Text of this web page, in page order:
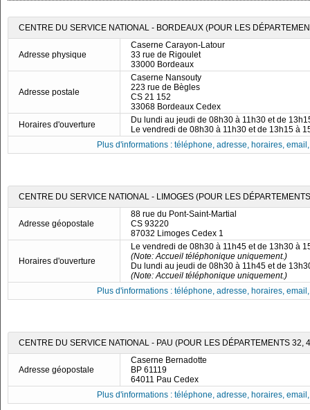
CENTRE DU SERVICE NATIONAL - BORDEAUX (POUR LES
Adresse physique
Caserne Carayon-Latour
33 rue de Rigoulet
33000 Bordeaux
Adresse postale
Caserne Nansouty
223 rue de Bègles
CS 21 152
33068 Bordeaux Cedex
Horaires d'ouverture
Du lundi au jeudi de 08h30 à 11h30 et de
Le vendredi de 08h30 à 11h30 et de 13h15 à
Plus d'informations : téléphone, adresse, horaires,
CENTRE DU SERVICE NATIONAL - LIMOGES (POUR LES
Adresse géopostale
88 rue du Pont-Saint-Martial
CS 93220
87032 Limoges Cedex 1
Horaires d'ouverture
Le vendredi de 08h30 à 11h45 et de 13h30 à
(Note: Accueil téléphonique uniquement.)
Du lundi au jeudi de 08h30 à 11h45 et de
(Note: Accueil téléphonique uniquement.)
Plus d'informations : téléphone, adresse, horaires,
CENTRE DU SERVICE NATIONAL - PAU (POUR LES DÉPARTEMENTS 32,
Adresse géopostale
Caserne Bernadotte
BP 61119
64011 Pau Cedex
Plus d'informations : téléphone, adresse, horaires,